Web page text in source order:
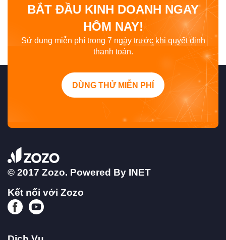
BẮT ĐẦU KINH DOANH NGAY
HÔM NAY!
Sử dụng miễn phí trong 7 ngày trước khi quyết định
thanh toán.
DÙNG THỬ MIỄN PHÍ
© 2017 Zozo. Powered By INET
Kết nối với Zozo